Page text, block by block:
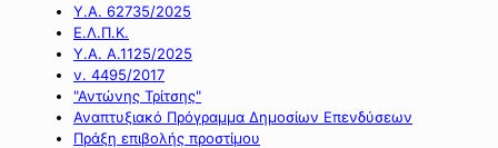
Υ.Α. 62735/2025
Ε.Λ.Π.Κ.
Υ.Α. Α.1125/2025
ν. 4495/2017
"Αντώνης Τρίτσης"
Αναπτυξιακό Πρόγραμμα Δημοσίων Επενδύσεων
Πράξη επιβολής προστίμου